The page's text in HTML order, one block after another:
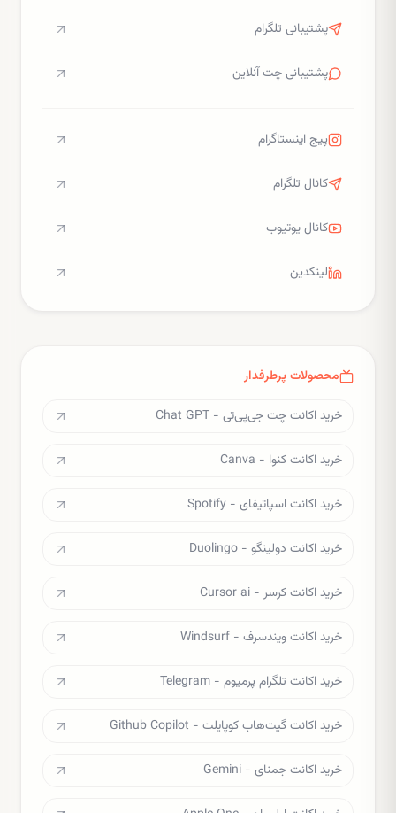
پشتیبانی تلگرام
پشتیبانی چت آنلاین
پیج اینستاگرام
کانال تلگرام
کانال یوتیوب
لینکدین
محصولات پرطرفدار
خرید اکانت چت جی‌پی‌تی - Chat GPT
خرید اکانت کنوا - Canva
خرید اکانت اسپاتیفای - Spotify
خرید اکانت دولینگو - Duolingo
خرید اکانت کرسر - Cursor ai
خرید اکانت ویندسرف - Windsurf
خرید اکانت تلگرام پرمیوم - Telegram
خرید اکانت گیت‌هاب کوپایلت - Github Copilot
خرید اکانت جمنای - Gemini